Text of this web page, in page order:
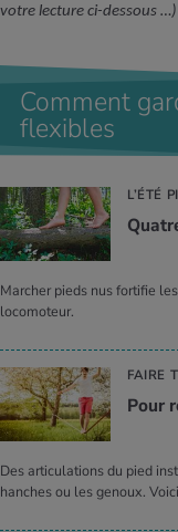
votre lecture ci-dessous …)
Comment
flexibles
L’ÉTÉ
Marcher pieds nus fortifie
locomoteur.
FAIRE
Pour
Des articulations du pied
hanches ou les genoux.